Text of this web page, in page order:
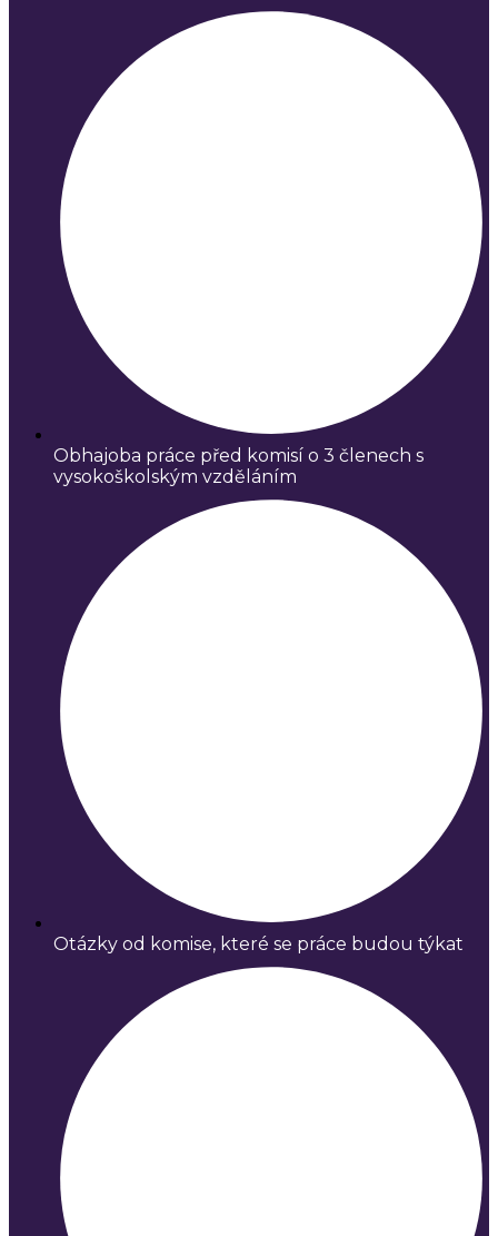
Obhajoba práce před komisí o 3 členech s
vysokoškolským vzděláním
Otázky od komise, které se práce budou týkat